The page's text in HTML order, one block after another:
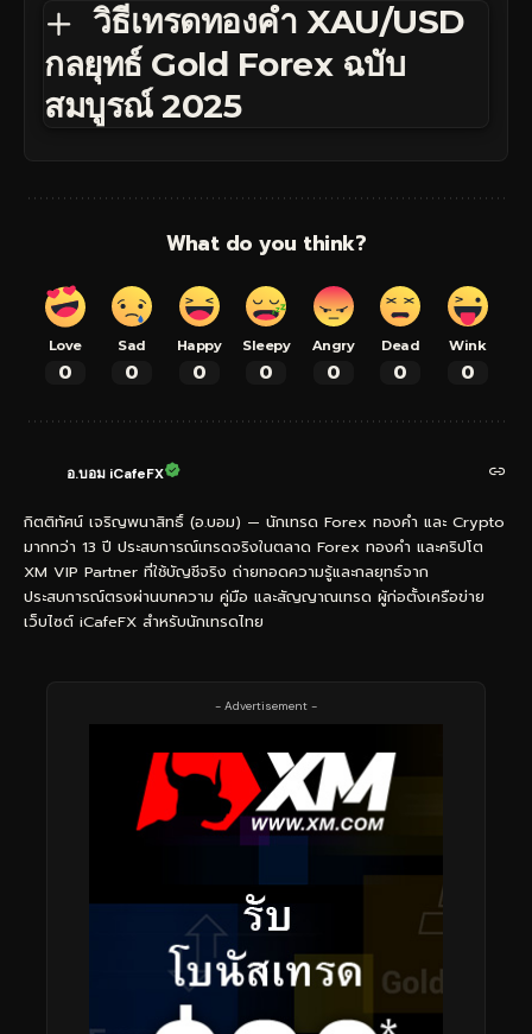
วิธีเทรดทองคำ XAU/USD
กลยุทธ์ Gold Forex ฉบับ
สมบูรณ์ 2025
What do you think?
Love
0
Sad
0
Happy
0
Sleepy
0
Angry
0
Dead
0
Wink
0
อ.บอม iCafeFX
กิตติทัศน์ เจริญพนาสิทธิ์ (อ.บอม) — นักเทรด Forex ทองคำ และ Crypto
มากกว่า 13 ปี ประสบการณ์เทรดจริงในตลาด Forex ทองคำ และคริปโต
XM VIP Partner ที่ใช้บัญชีจริง ถ่ายทอดความรู้และกลยุทธ์จาก
ประสบการณ์ตรงผ่านบทความ คู่มือ และสัญญาณเทรด ผู้ก่อตั้งเครือข่าย
เว็บไซต์ iCafeFX สำหรับนักเทรดไทย
- Advertisement -